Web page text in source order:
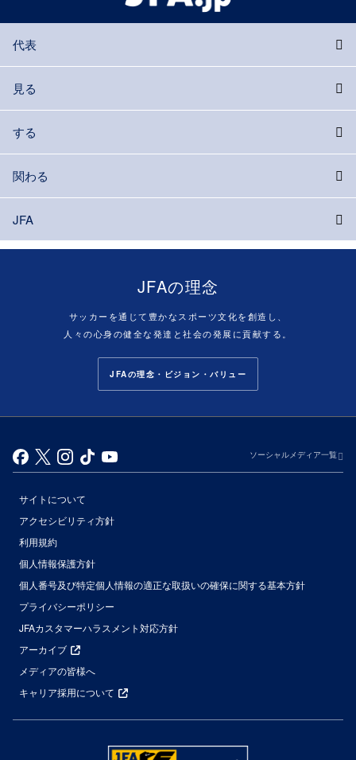
代表
見る
する
関わる
JFA
JFAの理念
サッカーを通じて豊かなスポーツ文化を創造し、
人々の心身の健全な発達と社会の発展に貢献する。
JFAの理念・ビジョン・バリュー
ソーシャルメディア一覧
サイトについて
アクセシビリティ方針
利用規約
個人情報保護方針
個人番号及び特定個人情報の適正な取扱いの確保に関する基本方針
プライバシーポリシー
JFAカスタマーハラスメント対応方針
アーカイブ
メディアの皆様へ
キャリア採用について